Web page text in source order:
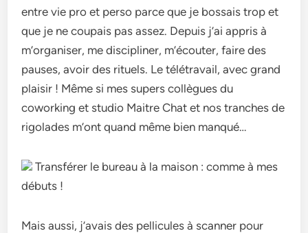
entre vie pro et perso parce que je bossais trop et
que je ne coupais pas assez. Depuis j’ai appris à
m’organiser, me discipliner, m’écouter, faire des
pauses, avoir des rituels. Le télétravail, avec grand
plaisir ! Même si mes supers collègues du
coworking et studio Maitre Chat et nos tranches de
rigolades m’ont quand même bien manqué…
Transférer le bureau à la maison : comme à mes
débuts !
Mais aussi, j’avais des pellicules à scanner pour